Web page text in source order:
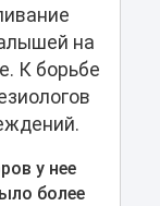
на
К борьбе
у нее
более